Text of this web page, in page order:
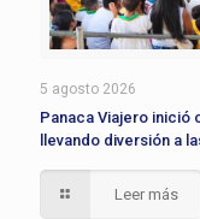
5 agosto 2026
Panaca Viajero inició
llevando diversión a
Leer más